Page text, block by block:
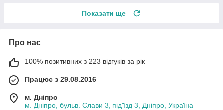
Показати ще
Про нас
100% позитивних з 223 відгуків за рік
Працює з 29.08.2016
м. Дніпро
м. Дніпро, бульв. Слави 3, під'їзд 3, Дніпро, Україна